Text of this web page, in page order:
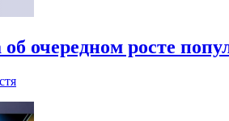
очередном росте